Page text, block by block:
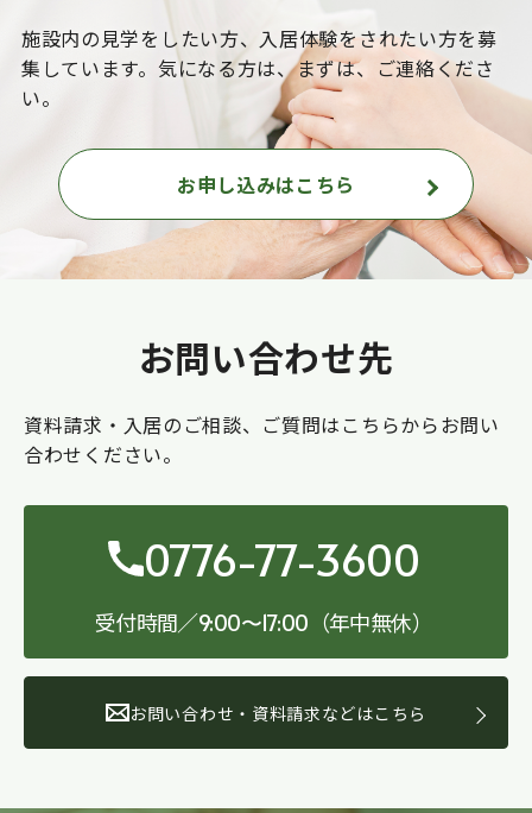
施設内の見学をしたい方、入居体験をされたい方を募
集しています。気になる方は、まずは、ご連絡くださ
い。
お申し込みはこちら
お問い合わせ先
資料請求・入居のご相談、ご質問はこちらからお問い
合わせください。
0776-77-3600
受付時間／9:00〜17:00 （年中無休）
お問い合わせ・資料請求などはこちら